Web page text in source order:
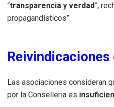
“transparencia y verdad”,
propagandísticos”.
Las asociaciones consideran
por la Conselleria es